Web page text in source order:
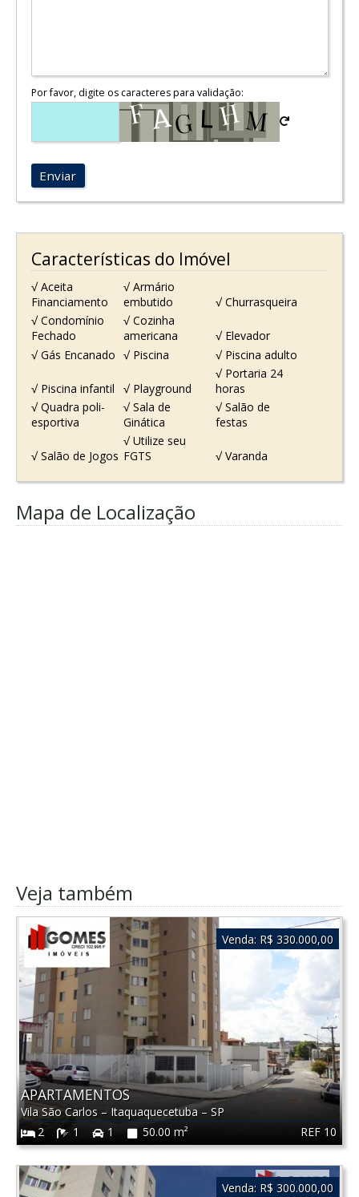
Por favor, digite os caracteres para validação:
Enviar
Características do Imóvel
√ Aceita
Financiamento
√ Armário
embutido
√ Churrasqueira
√ Condomínio
Fechado
√ Cozinha
americana
√ Elevador
√ Gás Encanado √ Piscina √ Piscina adulto
√ Piscina infantil √ Playground
√ Portaria 24
horas
√ Quadra poli-
esportiva
√ Sala de
Ginática
√ Salão de
festas
√ Salão de Jogos
√ Utilize seu
FGTS
√ Varanda
Mapa de Localização
Veja também
REF 10
APARTAMENTOS
Vila São Carlos – Itaquaquecetuba– SP
2
1 1 50.00 m²
Venda: R$ 330.000,00
Venda: R$ 300.000,00